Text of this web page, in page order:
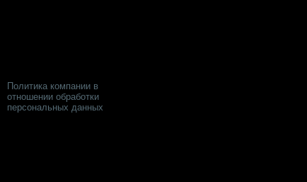
Политика компании в
отношении обработки
персональных данных